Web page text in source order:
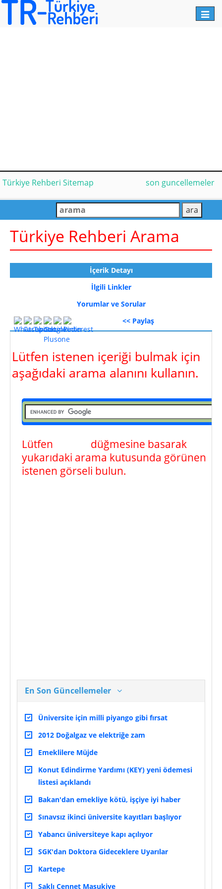
Türkiye Rehberi Sitemap son guncellemeler
Türkiye Rehberi Arama
İçerik Detayı
İlgili Linkler
Yorumlar ve Sorular
<< Paylaş
Lütfen istenen içeriği bulmak için
aşağıdaki arama alanını kullanın.
Lütfen
düğmesine basarak
yukarıdaki arama kutusunda görünen
istenen görseli bulun.
En Son Güncellemeler
Üniversite için milli piyango gibi fırsat
2012 Doğalgaz ve elektriğe zam
Emeklilere Müjde
Konut Edindirme Yardımı (KEY) yeni ödemesi
listesi açıklandı
Bakan'dan emekliye kötü, işçiye iyi haber
Sınavsız ikinci üniversite kayıtları başlıyor
Yabancı üniversiteye kapı açılıyor
SGK'dan Doktora Gideceklere Uyarılar
Kartepe
Saklı Cennet Maşukiye